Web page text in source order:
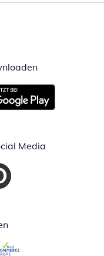
Öffnet in
neuem Fenster
Media
Fenster
in neuem Fenster